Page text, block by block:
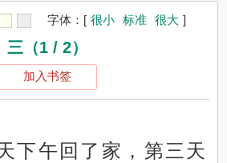
字体： [ 很小 标准 很大 ]
三（1 / 2）
加入书签
下午回了家，第三天